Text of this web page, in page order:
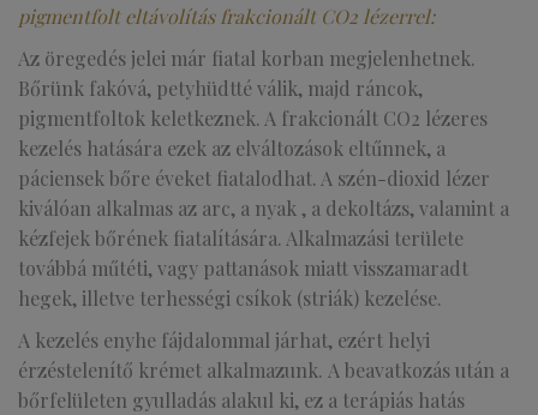
pigmentfolt eltávolítás frakcionált CO2 lézerrel:
Az öregedés jelei már fiatal korban megjelenhetnek.
Bőrünk fakóvá, petyhüdtté válik, majd ráncok,
pigmentfoltok keletkeznek. A frakcionált CO2 lézeres
kezelés hatására ezek az elváltozások eltűnnek, a
páciensek bőre éveket fiatalodhat. A szén-dioxid lézer
kiválóan alkalmas az arc, a nyak , a dekoltázs, valamint a
kézfejek bőrének fiatalítására. Alkalmazási területe
továbbá műtéti, vagy pattanások miatt visszamaradt
hegek, illetve terhességi csíkok (striák) kezelése.
A kezelés enyhe fájdalommal járhat, ezért helyi
érzéstelenítő krémet alkalmazunk. A beavatkozás után a
bőrfelületen gyulladás alakul ki, ez a terápiás hatás